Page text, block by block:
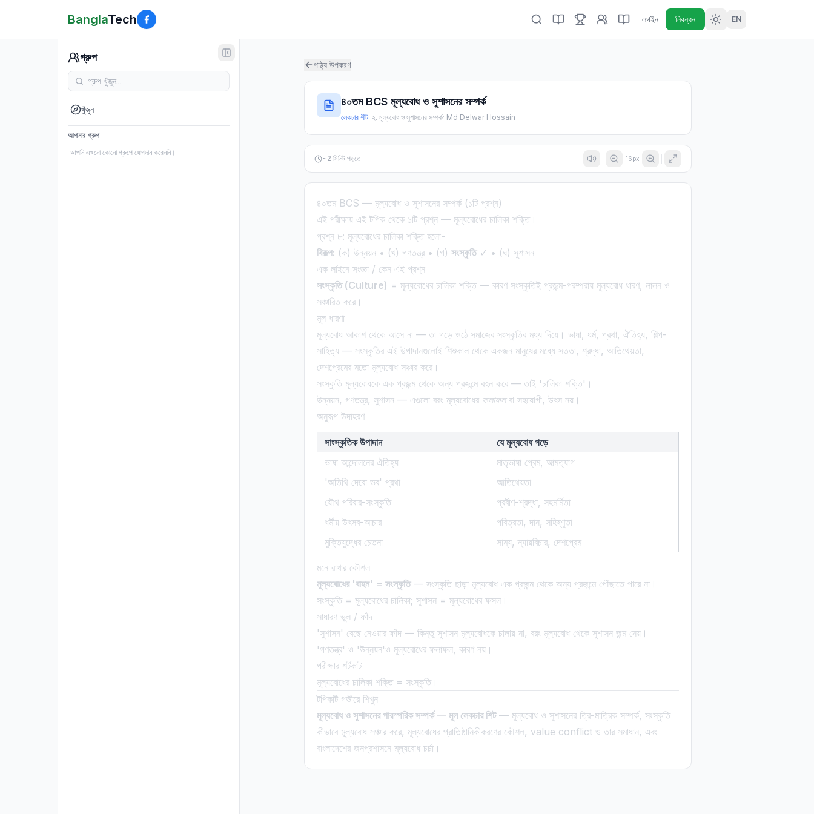
BanglaTech লগইন নিবন্ধন EN
গ্রুপ
খুঁজুন
আপনার গ্রুপ
আপনি এখনো কোনো গ্রুপে যোগদান করেননি।
পাঠ্য উপকরণ
৪০তম BCS মূল্যবোধ ও সুশাসনের সম্পর্ক
লেকচার শীট· ২. মূল্যবোধ ও সুশাসনের সম্পর্ক· Md Delwar Hossain
~2 মিনিট পড়তে 16px
৪০তম BCS — মূল্যবোধ ও সুশাসনের সম্পর্ক (১টি প্রশ্ন)
এই পরীক্ষায় এই টপিক থেকে ১টি প্রশ্ন — মূল্যবোধের চালিকা শক্তি।
প্রশ্ন ৮: মূল্যবোধের চালিকা শক্তি হলো-
বিকল্প: (ক) উন্নয়ন • (খ) গণতন্ত্র • (গ) সংস্কৃতি✓ • (ঘ) সুশাসন
এক লাইনে সংজ্ঞা / কেন এই প্রশ্ন
সংস্কৃতি (Culture) = মূল্যবোধের চালিকা শক্তি — কারণ সংস্কৃতিই প্রজন্ম-পরম্পরায় মূল্যবোধ ধারণ, লালন ও
সঞ্চারিত করে।
মূল ধারণা
মূল্যবোধ আকাশ থেকে আসে না — তা গড়ে ওঠে সমাজের সংস্কৃতির মধ্য দিয়ে। ভাষা, ধর্ম, প্রথা, ঐতিহ্য, শিল্প-
সাহিত্য — সংস্কৃতির এই উপাদানগুলোই শিশুকাল থেকে একজন মানুষের মধ্যে সততা, শ্রদ্ধা, আতিথেয়তা,
দেশপ্রেমের মতো মূল্যবোধ সঞ্চার করে।
সংস্কৃতি মূল্যবোধকে এক প্রজন্ম থেকে অন্য প্রজন্মে বহন করে — তাই 'চালিকা শক্তি'।
উন্নয়ন, গণতন্ত্র, সুশাসন — এগুলো বরং মূল্যবোধের ফলাফলবা সহযোগী, উৎস নয়।
অনুরূপ উদাহরণ
সাংস্কৃতিক উপাদান
যে মূল্যবোধ গড়ে
ভাষা আন্দোলনের ঐতিহ্য
মাতৃভাষা প্রেম, আত্মত্যাগ
'অতিথি দেবো ভব' প্রথা
আতিথেয়তা
যৌথ পরিবার-সংস্কৃতি
প্রবীণ-শ্রদ্ধা, সহমর্মিতা
ধর্মীয় উৎসব-আচার
পবিত্রতা, দান, সহিষ্ণুতা
মুক্তিযুদ্ধের চেতনা
সাম্য, ন্যায়বিচার, দেশপ্রেম
মনে রাখার কৌশল
মূল্যবোধের 'বাহন' = সংস্কৃতি— সংস্কৃতি ছাড়া মূল্যবোধ এক প্রজন্ম থেকে অন্য প্রজন্মে পৌঁছাতে পারে না।
সংস্কৃতি = মূল্যবোধের চালিকা; সুশাসন = মূল্যবোধের ফসল।
সাধারণ ভুল / ফাঁদ
'সুশাসন' বেছে নেওয়ার ফাঁদ — কিন্তু সুশাসন মূল্যবোধকে চালায় না, বরং মূল্যবোধ থেকে সুশাসন জন্ম নেয়।
'গণতন্ত্র' ও 'উন্নয়ন'ও মূল্যবোধের ফলাফল, কারণ নয়।
পরীক্ষার শর্টকাট
মূল্যবোধের চালিকা শক্তি = সংস্কৃতি।
টপিকটি গভীরে শিখুন
মূল্যবোধ ও সুশাসনের পারস্পরিক সম্পর্ক — মূল লেকচার শিট— মূল্যবোধ ও সুশাসনের ত্রি-মাত্রিক সম্পর্ক, সংস্কৃতি
কীভাবে মূল্যবোধ সঞ্চার করে, মূল্যবোধের প্রাতিষ্ঠানিকীকরণের কৌশল, value conflict ও তার সমাধান, এবং
বাংলাদেশের জনপ্রশাসনে মূল্যবোধ চর্চা।